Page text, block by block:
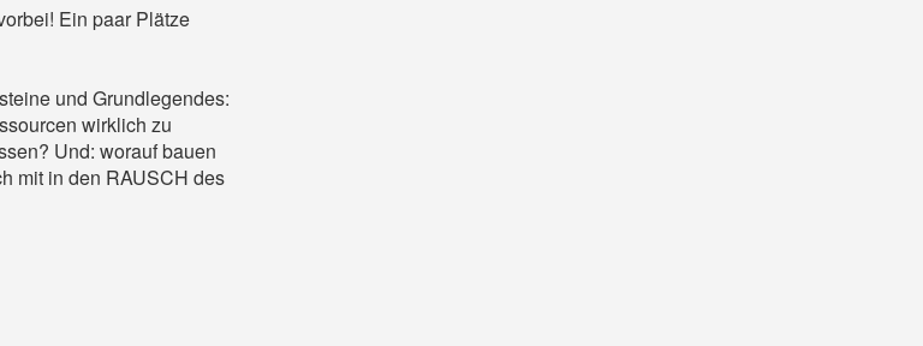
Ein paar Plätze
und Grundlegendes:
wirklich zu
Und: worauf bauen
mit in den RAUSCH des